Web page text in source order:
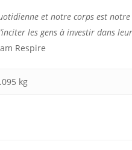
et notre corps est
les gens à investir dans
Respire
kg